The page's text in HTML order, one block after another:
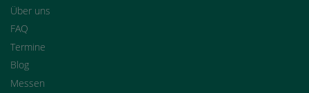
Über uns
FAQ
Termine
Blog
Messen